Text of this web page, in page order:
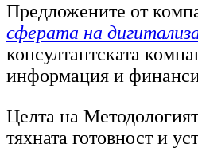
Предложените от
сферата на
консултантската
информация и
Целта на
тяхната готовност и